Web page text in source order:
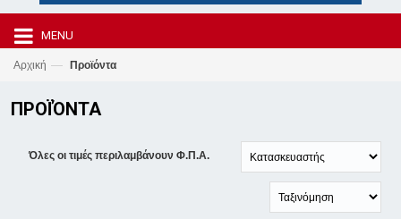
MENU
Αρχική — Προϊόντα
ΠΡΟΪΌΝΤΑ
Όλες οι τιμές περιλαμβάνουν Φ.Π.Α.